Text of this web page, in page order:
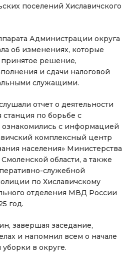
поселений Хиславичского
Администрации округа
об изменениях, которые
решение,
и сдачи налоговой
служащими.
отчет о деятельности
по борьбе с
с информацией
комплексный центр
населения» Министерства
области, а также
служебной
по Хиславичскому
отделения МВД России
год.
завершая заседание,
и напомнил всем о начале
в округе.